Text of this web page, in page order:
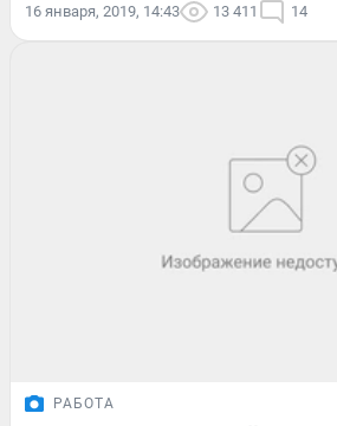
16 января, 2019, 14:43 13 411 14
РАБОТА